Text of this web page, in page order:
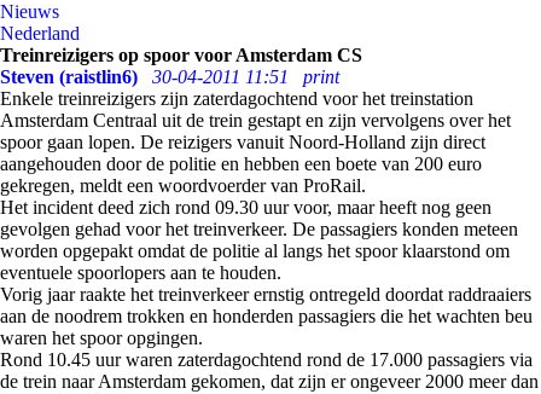
Nieuws
Nederland
Treinreizigers op spoor voor Amsterdam CS
Steven (raistlin6)
30-04-2011 11:51
print
Enkele treinreizigers zijn zaterdagochtend voor het treinstation
Amsterdam Centraal uit de trein gestapt en zijn vervolgens over het
spoor gaan lopen. De reizigers vanuit Noord-Holland zijn direct
aangehouden door de politie en hebben een boete van 200 euro
gekregen, meldt een woordvoerder van ProRail.
Het incident deed zich rond 09.30 uur voor, maar heeft nog geen
gevolgen gehad voor het treinverkeer. De passagiers konden meteen
worden opgepakt omdat de politie al langs het spoor klaarstond om
eventuele spoorlopers aan te houden.
Vorig jaar raakte het treinverkeer ernstig ontregeld doordat raddraaiers
aan de noodrem trokken en honderden passagiers die het wachten beu
waren het spoor opgingen.
Rond 10.45 uur waren zaterdagochtend rond de 17.000 passagiers via
de trein naar Amsterdam gekomen, dat zijn er ongeveer 2000 meer dan